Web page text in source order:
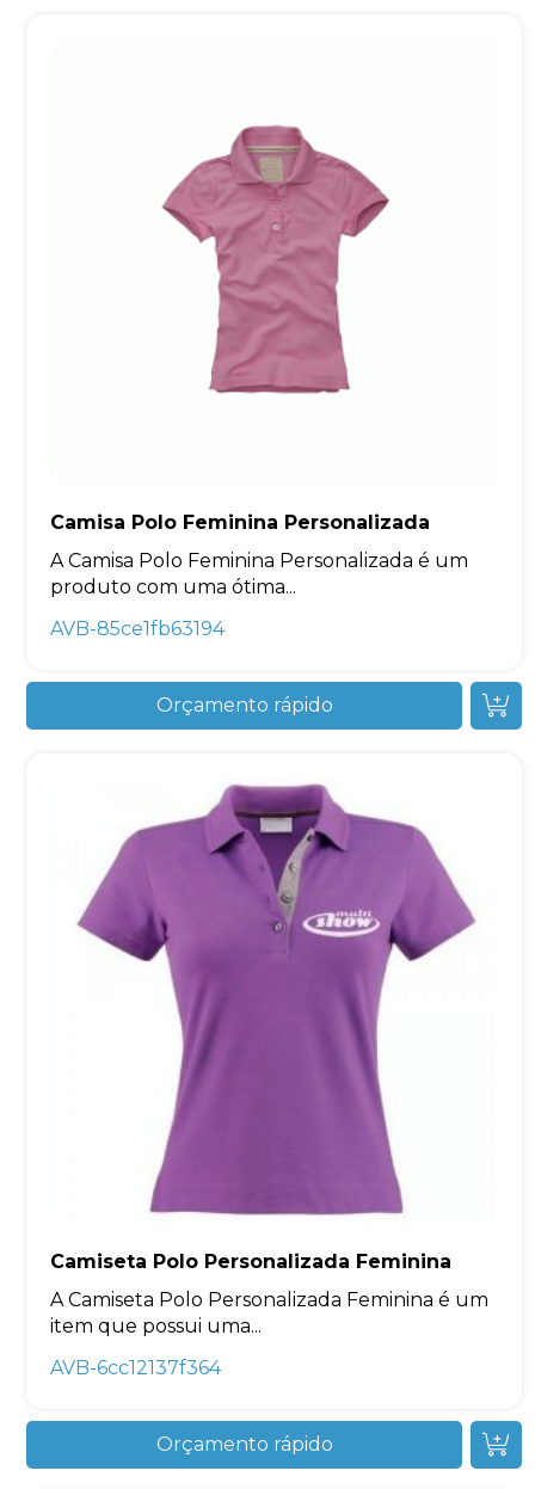
Camisa Polo Feminina Personalizada
A Camisa Polo Feminina Personalizada é um
produto com uma ótima...
AVB-85ce1fb63194
Orçamento rápido
Camiseta Polo Personalizada Feminina
A Camiseta Polo Personalizada Feminina é um
item que possui uma...
AVB-6cc12137f364
Orçamento rápido